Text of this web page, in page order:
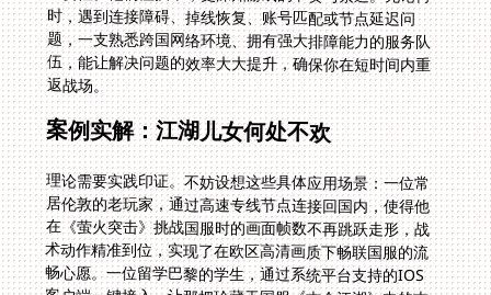
返战场。
案例实解：江湖儿女何处不欢
理论需要实践印证。不妨设想这些具体应用场景：一位常
居伦敦的老玩家，通过高速专线节点连接回国内，使得他
在《萤火突击》挑战国服时的画面帧数不再跳跃走形，战
术动作精准到位，实现了在欧区高清画质下畅联国服的流
畅心愿。一位留学巴黎的学生，通过系统平台支持的IOS
客户端一键接入，让那把珍藏于国服《古今江湖》中的古
剑，也能随时随地在iPhone屏幕中出鞘，即便切换设备
也依然能畅玩无阻。另一位旅居温哥华的资深游戏爱好
者，依托加速器提供的独享高速游戏通道，解决了困扰已
久的《超越时空的猫》回国私服服务器延迟痛点，在美服
玩家中率先通关了最新国服限定副本。当遇到突发路由故
障，只需提交后台工单，专业售后团队便能迅速部署切换